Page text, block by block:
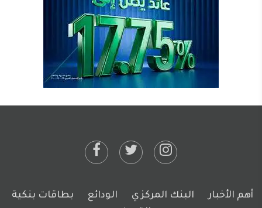
أهم الأخبار البنك المركزي الودائع
بطاقات بنكية